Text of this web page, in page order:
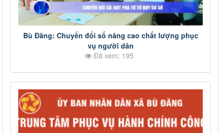
Bù Đăng: Chuyển đổi số nâng cao chất lượng phục
vụ người dân
Đã xem: 195